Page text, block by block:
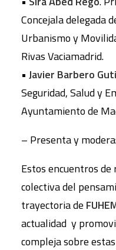
Concejala delegada
Urbanismo y
Rivas Vaciamadrid.
• Javier Barbero
Seguridad, Salud y
Ayuntamiento de
– Presenta y
Estos encuentros
colectiva del
trayectoria de
actualidad y
compleja sobre